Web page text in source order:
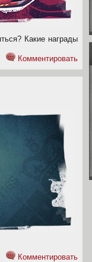
Какие награды
Комментировать
Комментировать